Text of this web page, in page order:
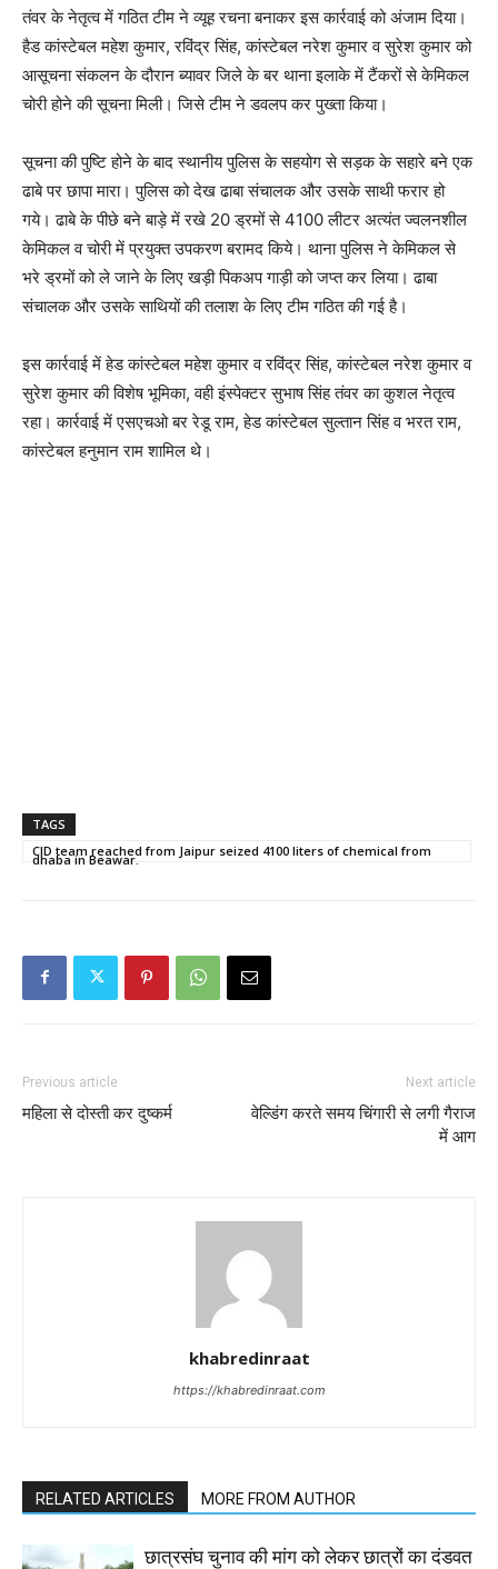
तंवर के नेतृत्व में गठित टीम ने व्यूह रचना बनाकर इस कार्रवाई को अंजाम दिया।
हैड कांस्टेबल महेश कुमार, रविंद्र सिंह, कांस्टेबल नरेश कुमार व सुरेश कुमार को
आसूचना संकलन के दौरान ब्यावर जिले के बर थाना इलाके में टैंकरों से केमिकल
चोरी होने की सूचना मिली। जिसे टीम ने डवलप कर पुख्ता किया।
सूचना की पुष्टि होने के बाद स्थानीय पुलिस के सहयोग से सड़क के सहारे बने एक
ढाबे पर छापा मारा। पुलिस को देख ढाबा संचालक और उसके साथी फरार हो
गये। ढाबे के पीछे बने बाड़े में रखे 20 ड्रमों से 4100 लीटर अत्यंत ज्वलनशील
केमिकल व चोरी में प्रयुक्त उपकरण बरामद किये। थाना पुलिस ने केमिकल से
भरे ड्रमों को ले जाने के लिए खड़ी पिकअप गाड़ी को जप्त कर लिया। ढाबा
संचालक और उसके साथियों की तलाश के लिए टीम गठित की गई है।
इस कार्रवाई में हेड कांस्टेबल महेश कुमार व रविंद्र सिंह, कांस्टेबल नरेश कुमार व
सुरेश कुमार की विशेष भूमिका, वही इंस्पेक्टर सुभाष सिंह तंवर का कुशल नेतृत्व
रहा। कार्रवाई में एसएचओ बर रेडू राम, हेड कांस्टेबल सुल्तान सिंह व भरत राम,
कांस्टेबल हनुमान राम शामिल थे।
TAGS
CID team reached from Jaipur seized 4100 liters of chemical from
dhaba in Beawar.
Previous article
महिला से दोस्ती कर दुष्कर्म
Next article
वेल्डिंग करते समय चिंगारी से लगी गैराज
में आग
khabredinraat
https://khabredinraat.com
RELATED ARTICLES MORE FROM AUTHOR
छात्रसंघ चुनाव की मांग को लेकर छात्रों का दंडवत